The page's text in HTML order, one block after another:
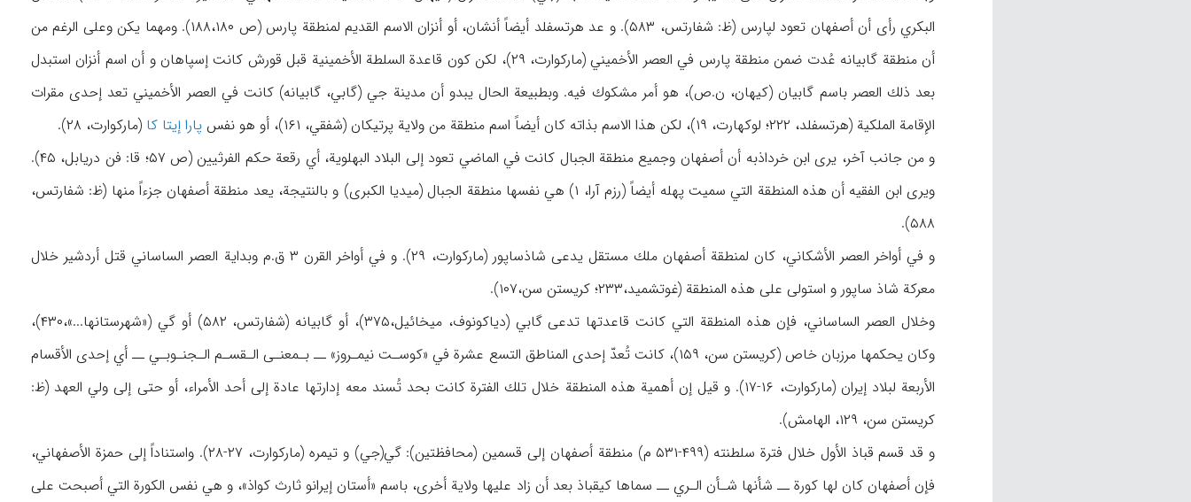
البكري رأى أن أصفهان تعود لپارس (ظ: شفارتس، ۵۸۳). و عد هرتسفلد أيضاً أنشان، أو أنزان الاسم القديم لمنطقة پارس (ص ۱۸۸،۱۸۰). ومهما يكن وعلى الرغم من
أن منطقة گابيانه عُدت ضمن منطقة پارس في العصر الأخميني (ماركوارت، ۲۹)، لكن كون قاعدة السلطة الأخمينية قبل قورش كانت إسپاهان و أن اسم أنزان استبدل
بعد ذلك العصر باسم گابيان (كيهان، ن.ص)، هو أمر مشكوك فيه. وبطبيعة الحال يبدو أن مدينة جي (گابي، گابيانه) كانت في العصر الأخميني تعد إحدى مقرات
الإقامة الملكية (هرتسفلد، ۲۲۲؛ لوكهارت، ۱۹)، لكن هذا الاسم بذاته كان أيضاً اسم منطقة من ولاية پرتيكان (شفقي، ۱۶۱)، أو هو نفس
پارا إيتا كا (ماركوارت، ۲۸).
و من جانب آخر، يرى ابن خرداذبه أن أصفهان وجميع منطقة الجبال كانت في الماضي تعود إلى البلاد البهلوية، أي رقعة حكم الفرثيين (ص ۵۷؛ قا: فن دريابل، ۴۵).
ويرى ابن الفقيه أن هذه المنطقة التي سميت پهله أيضاً (رزم آرا، ۱) هي نفسها منطقة الجبال (ميديا الكبرى) و بالنتيجة، يعد منطقة أصفهان جزءاً منها (ظ: شفارتس،
۵۸۸).
و في أواخر العصر الأشكاني، كان لمنطقة أصفهان ملك مستقل يدعى شاذساپور (ماركوارت، ۲۹). و في أواخر القرن ۳ ق.م وبداية العصر الساساني قتل أردشير خلال
معركة شاذ ساپور و استولى على هذه المنطقة (غوتشميد،۲۳۳؛ كريستن سن،۱۰۷).
وخلال العصر الساساني، فإن هذه المنطقة التي كانت قاعدتها تدعى گابي (دياكونوف، ميخائيل،۳۷۵)، أو گابيانه (شفارتس، ۵۸۲) أو گي («شهرستانها...»،۴۳۰)،
وكان يحكمها مرزبان خاص (كريستن سن، ۱۵۹)، كانت تُعدّ إحدى المناطق التسع عشرة في «كوسـت نيمـروز» ــ بـمعنـى الـقسـم الـجنـوبـي ــ أي إحدى الأقسام
الأربعة لبلاد إيران (ماركوارت، ۱۶-۱۷). و قيل إن أهمية هذه المنطقة خلال تلك الفترة كانت بحد تُسند معه إدارتها عادة إلى أحد الأمراء، أو حتى إلى ولي العهد (ظ:
كريستن سن، ۱۲۹، الهامش).
و قد قسم قباذ الأول خلال فترة سلطنته (۴۹۹-۵۳۱ م) منطقة أصفهان إلى قسمين (محافظتين): گي(جي) و تيمره (ماركوارت، ۲۷-۲۸). واستناداً إلى حمزة الأصفهاني،
فإن أصفهان كان لها كورة ــ شأنها شـأن الـري ــ سماها كيقباذ بعد أن زاد عليها ولاية أخرى، باسم «أستان إيرانو ثارث كواذ»، و هي نفس الكورة التي أصبحت على